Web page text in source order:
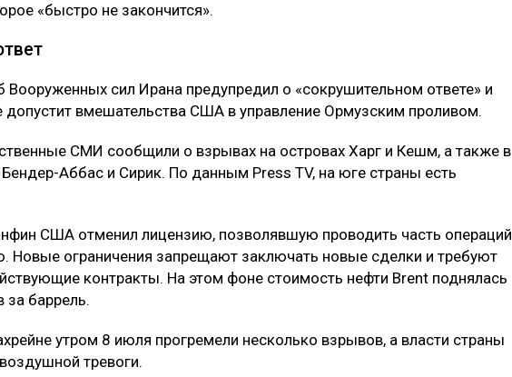
«быстро не закончится».
сил Ирана предупредил о «сокрушительном ответе» и
допустит вмешательства США в управление Ормузским проливом.
СМИ сообщили о взрывах на островах Харг и Кешм, а также в
Аббас и Сирик. По данным Press TV, на юге страны есть
США отменил лицензию, позволявшую проводить часть операций
Новые ограничения запрещают заключать новые сделки и требуют
контракты. На этом фоне стоимость нефти Brent поднялась
баррель.
утром 8 июля прогремели несколько взрывов, а власти страны
тревоги.